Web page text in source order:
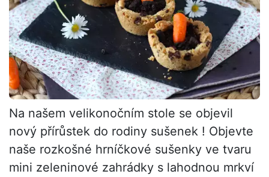
Na našem velikonočním stole se objevil
nový přírůstek do rodiny sušenek ! Objevte
naše rozkošné hrníčkové sušenky ve tvaru
mini zeleninové zahrádky s lahodnou mrkví